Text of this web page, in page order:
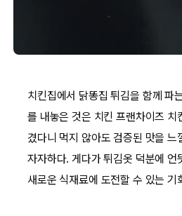
치킨집에서 닭똥집 튀김을 함께 파
를 내놓은 것은 치킨 프랜차이즈
겼다니 먹지 않아도 검증된 맛을 느
자자하다. 게다가 튀김옷 덕분에
새로운 식재료에 도전할 수 있는 기